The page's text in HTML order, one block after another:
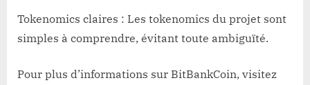
Tokenomics claires : Les tokenomics du projet sont
simples à comprendre, évitant toute ambiguïté.
Pour plus d’informations sur BitBankCoin, visitez